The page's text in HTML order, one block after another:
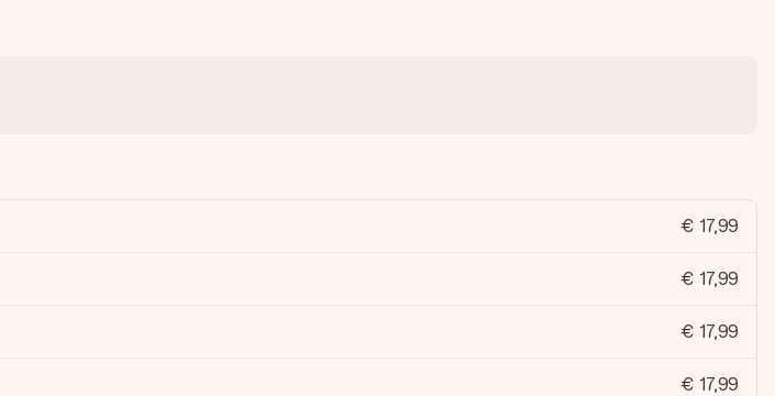
€ 17,99
€ 17,99
€ 17,99
€ 17,99